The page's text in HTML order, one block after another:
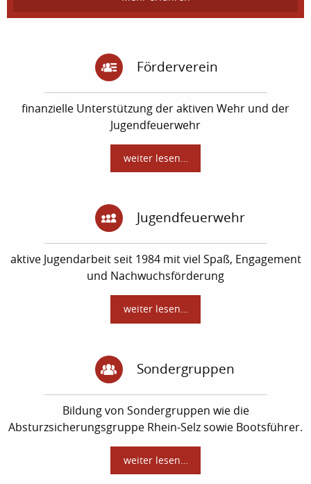
Förderverein
finanzielle Unterstützung der aktiven Wehr und der
Jugendfeuerwehr
weiter lesen…
Jugendfeuerwehr
aktive Jugendarbeit seit 1984 mit viel Spaß, Engagement
und Nachwuchsförderung
weiter lesen…
Sondergruppen
Bildung von Sondergruppen wie die
Absturzsicherungsgruppe Rhein-Selz sowie Bootsführer.
weiter lesen…